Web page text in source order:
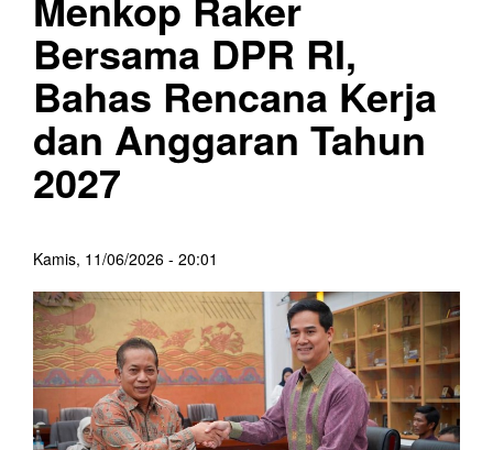
Bersama DPR RI,
Bahas Rencana Kerja
dan Anggaran Tahun
2027
Kamis, 11/06/2026 - 20:01